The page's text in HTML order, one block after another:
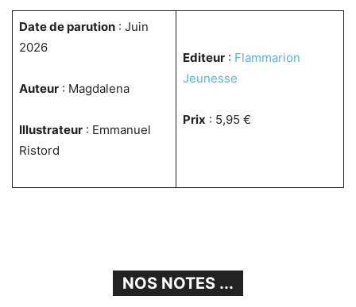
Date de parution: Juin
2026
Auteur: Magdalena
Illustrateur: Emmanuel
Ristord
Editeur: Flammarion
Jeunesse
Prix : 5,95 €
NOS NOTES ...